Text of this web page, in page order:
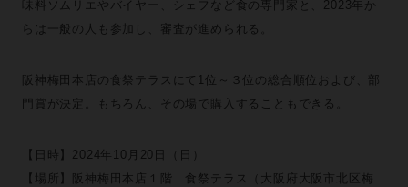
味料ソムリエやバイヤー、シェフなど食の専門家と、2023年か
らは一般の人も参加し、審査が進められる。
阪神梅田本店の食祭テラスにて1位～３位の総合順位および、部
門賞が決定。もちろん、その場で購入することもできる。
【日時】2024年10月20日（日）
【場所】阪神梅田本店１階 食祭テラス（大阪府大阪市北区梅